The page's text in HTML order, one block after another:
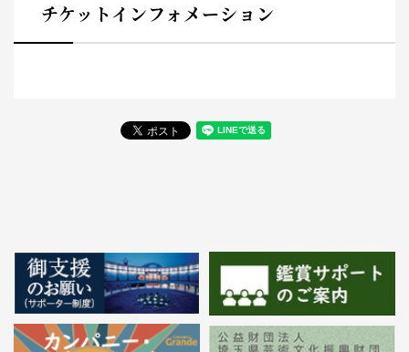
チケットインフォメーション